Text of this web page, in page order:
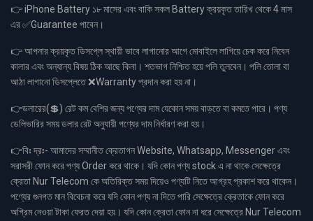
👉 iPhone Battery ১৮ মাসের এবং বাকি সকল Battery ক্রয়কৃত তারিখ থেকে 4 মাস
এর ✅Guarantee পাবেন।
👉 আপনার ক্রয়কৃত ডিসপ্লে স্থায়ী ভাবে লাগানোর আগে মোবাইলে লাগিয়ে চেক করে নিবেন
কালার এবং অন্যান্য বিষয় ঠিক আছে কিনা। শতভাগ নিশ্চিত হয়ে পলি তুলবেন। পলি তোলা বা
আঠা লাগানো ডিসপ্লেতে ❌Warranty প্রদান করা হয় না।
👉ডলারের(💲) রেট কম বেশির জন্য পণ্যের দাম যেকোন সময় বাড়তে বা কমতে পারে। পণ্য
ডেলিভারির সময় ডলার রেট অনুযায়ী পণ্যের দাম নির্ধারণ করা হয়।
👉বিঃ দ্রঃ- আমাদের সম্মানীত ক্রেতাগন Website, Whatsapp, Messenger এবং
সরাসরী ফোন করে পণ্য Order করে থাকে। যদি কোন পণ্য stock এ না থাকে সেক্ষেত্রে
ক্রেতা Nur Telecom কে অতিরিক্ত সময় দিয়েও পণ্যটি নিতে আগ্রহ প্রকাশ করে থাকেন।
পণ্যের গুনগত মান বিবেচনা করে যদি কোন পণ্য না দিতে পারি সেক্ষেত্রে ক্রেতাকে ফোন করে
অগ্রিম নেওয়া টাকা ফেরত দেয়া হয়। যদি কোন ক্রেতা ফোন না ধরে সেক্ষেত্রে Nur Telecom